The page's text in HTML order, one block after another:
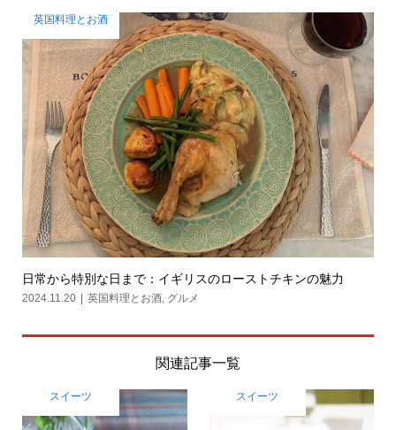
英国料理とお酒
日常から特別な日まで：イギリスのローストチキンの魅力
2024.11.20 英国料理とお酒, グルメ
関連記事一覧
スイーツ スイーツ